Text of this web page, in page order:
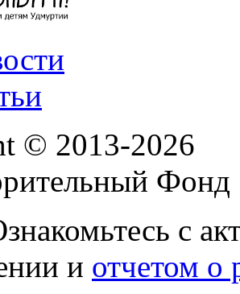
© 2013-2026
с
и отчетом о